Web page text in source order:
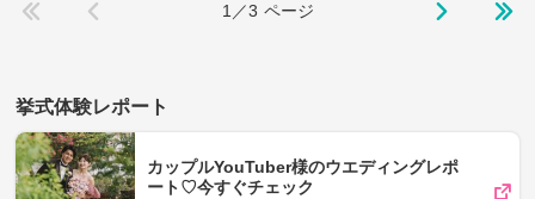
1／3 ページ
挙式体験レポート
カップルYouTuber様のウエディングレポ
ート♡今すぐチェック